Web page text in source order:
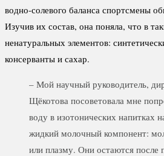
водно-солевого баланса спортсмены
Изучив их состав, она поняла, что в
ненатуральных элементов:
консерванты и сахар.
– Мой научный руководитель,
Щёкотова посоветовала мне
воду в изотонических напитках
жидкий молочный компонент:
или плазму. Они остаются после